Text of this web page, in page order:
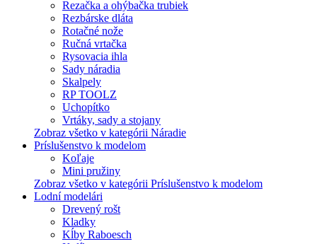
Rezačka a ohýbačka trubiek
Rezbárske dláta
Rotačné nože
Ručná vrtačka
Rysovacia ihla
Sady náradia
Skalpely
RP TOOLZ
Uchopítko
Vrtáky, sady a stojany
Zobraz všetko v kategórii Náradie
Príslušenstvo k modelom
Koľaje
Mini pružiny
Zobraz všetko v kategórii Príslušenstvo k modelom
Lodní modelári
Drevený rošt
Kladky
Kĺby Raboesch